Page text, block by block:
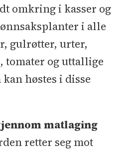
omkring i kasser og
i alle
gulrøtter, urter,
og uttallige
høstes i disse
matlaging
retter seg mot